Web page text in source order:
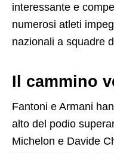
interessante e
numerosi atleti
nazionali a squadre
Il cammino
Fantoni e Armani
alto del podio
Michelon e Davide